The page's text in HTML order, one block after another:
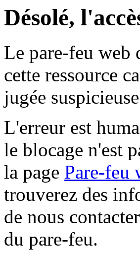
Désolé,
Le pare-feu web
cette ressource
jugée
L'erreur est
le blocage n'est
la page Pare-feu
trouverez des
de nous
du pare-feu.